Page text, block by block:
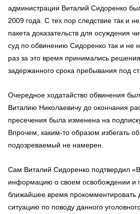
администрации Виталий Сидоренко
2009 года. С тех пор следствие так и
пакета доказательств для осуждения
суд по обвинению Сидоренко так и не
раз за это время принимались
задержанного срока пребывания под
Очередное ходатайство обвинения
Виталию Николаевичу до окончания
пресечения была изменена на
Впрочем, каким-то образом избегать
подозреваемый не намерен.
Сам Виталий Сидоренко подтвердил
информацию о своем освобождении и
ближайшее время прокомментировать
ситуацию по поводу данного